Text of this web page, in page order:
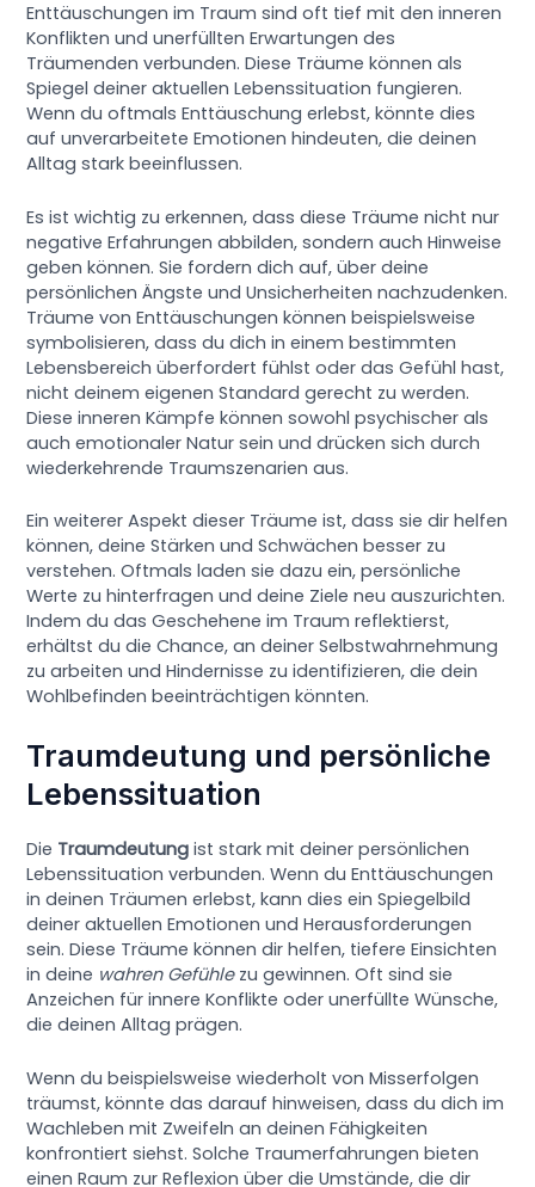
Enttäuschungen im Traum sind oft tief mit den inneren
Konflikten und unerfüllten Erwartungen des
Träumenden verbunden. Diese Träume können als
Spiegel deiner aktuellen Lebenssituation fungieren.
Wenn du oftmals Enttäuschung erlebst, könnte dies
auf unverarbeitete Emotionen hindeuten, die deinen
Alltag stark beeinflussen.
Es ist wichtig zu erkennen, dass diese Träume nicht nur
negative Erfahrungen abbilden, sondern auch Hinweise
geben können. Sie fordern dich auf, über deine
persönlichen Ängste und Unsicherheiten nachzudenken.
Träume von Enttäuschungen können beispielsweise
symbolisieren, dass du dich in einem bestimmten
Lebensbereich überfordert fühlst oder das Gefühl hast,
nicht deinem eigenen Standard gerecht zu werden.
Diese inneren Kämpfe können sowohl psychischer als
auch emotionaler Natur sein und drücken sich durch
wiederkehrende Traumszenarien aus.
Ein weiterer Aspekt dieser Träume ist, dass sie dir helfen
können, deine Stärken und Schwächen besser zu
verstehen. Oftmals laden sie dazu ein, persönliche
Werte zu hinterfragen und deine Ziele neu auszurichten.
Indem du das Geschehene im Traum reflektierst,
erhältst du die Chance, an deiner Selbstwahrnehmung
zu arbeiten und Hindernisse zu identifizieren, die dein
Wohlbefinden beeinträchtigen könnten.
Traumdeutung und persönliche
Lebenssituation
Die Traumdeutung ist stark mit deiner persönlichen
Lebenssituation verbunden. Wenn du Enttäuschungen
in deinen Träumen erlebst, kann dies ein Spiegelbild
deiner aktuellen Emotionen und Herausforderungen
sein. Diese Träume können dir helfen, tiefere Einsichten
in deine wahren Gefühlezu gewinnen. Oft sind sie
Anzeichen für innere Konflikte oder unerfüllte Wünsche,
die deinen Alltag prägen.
Wenn du beispielsweise wiederholt von Misserfolgen
träumst, könnte das darauf hinweisen, dass du dich im
Wachleben mit Zweifeln an deinen Fähigkeiten
konfrontiert siehst. Solche Traumerfahrungen bieten
einen Raum zur Reflexion über die Umstände, die dir